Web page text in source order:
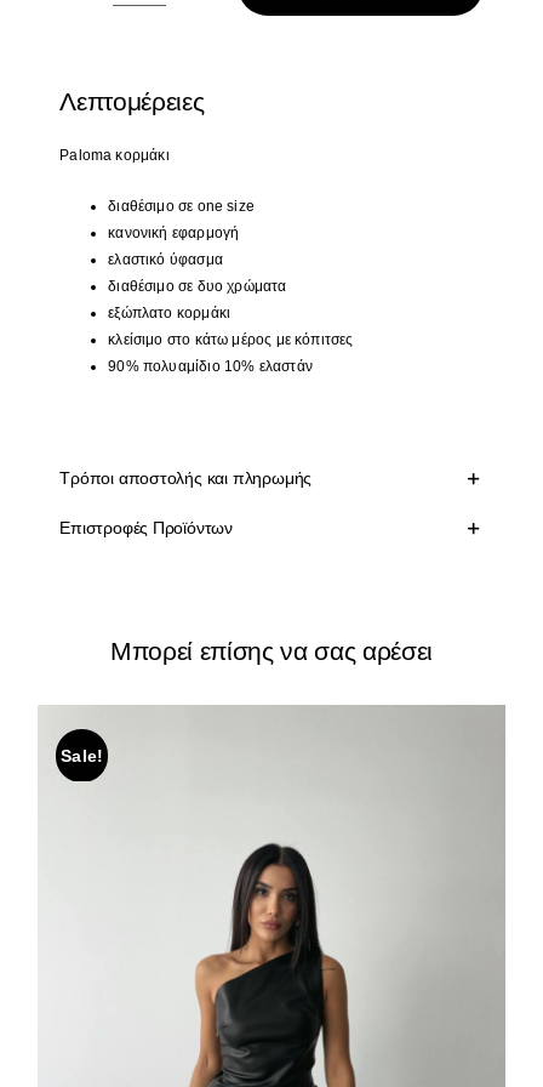
Λεπτομέρειες
Palomaκορμάκι
διαθέσιμο σε one size
κανονική εφαρμογή
ελαστικό ύφασμα
διαθέσιμο σε δυο χρώματα
εξώπλατο κορμάκι
κλείσιμο στο κάτω μέρος με κόπιτσες
90% πολυαμίδιο 10% ελαστάν
Τρόποι αποστολής και πληρωμής
Επιστροφές Προϊόντων
Μπορεί επίσης να σας αρέσει
Sale!